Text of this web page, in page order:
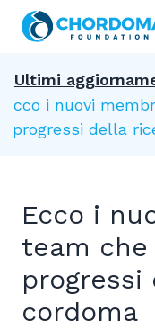
Skip to Main Content
Ultimi
Ecco i nuovi
i progressi della
Ecco i
team
cordoma